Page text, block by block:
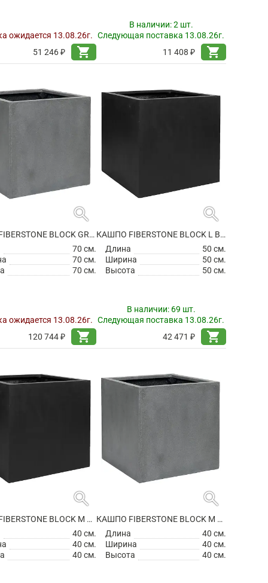
ожидается 13.08.26г.
51 246 ₽
shopping_cart
В наличии:2 шт.
Следующая поставка 13.08.26г.
11 408 ₽
shopping_cart
search
КАШПО FIBERSTONE BLOCK GREY XXL
70 см.
70 см.
70 см.
ожидается 13.08.26г.
120 744 ₽
shopping_cart
search
КАШПО FIBERSTONE BLOCK L BLACK
Длина
50 см.
Ширина
50 см.
Высота
50 см.
В наличии: 69 шт.
Следующая поставка 13.08.26г.
42 471 ₽
shopping_cart
search
КАШПО FIBERSTONE BLOCK M BLACK
40 см.
40 см.
40 см.
search
КАШПО FIBERSTONE BLOCK M GREY
Длина
40 см.
Ширина
40 см.
Высота
40 см.